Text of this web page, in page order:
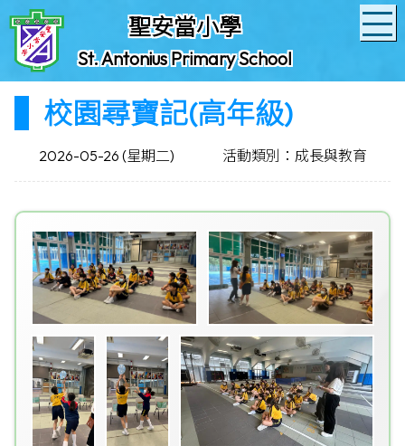
聖安當小學
St. Antonius Primary School
校園尋寶記(高年級)
2026-05-26 (星期二) 活動類別：成長與教育